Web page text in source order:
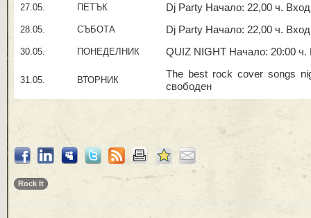
27.05. ПЕТЪК Dj Party Начало: 22,00 ч.
28.05. СЪБОТА Dj Party Начало: 22,00 ч.
30.05. ПОНЕДЕЛНИК QUIZ NIGHT Начало: 20:00 ч.
31.05. ВТОРНИК
The best rock cover songs
свободен
Rock It